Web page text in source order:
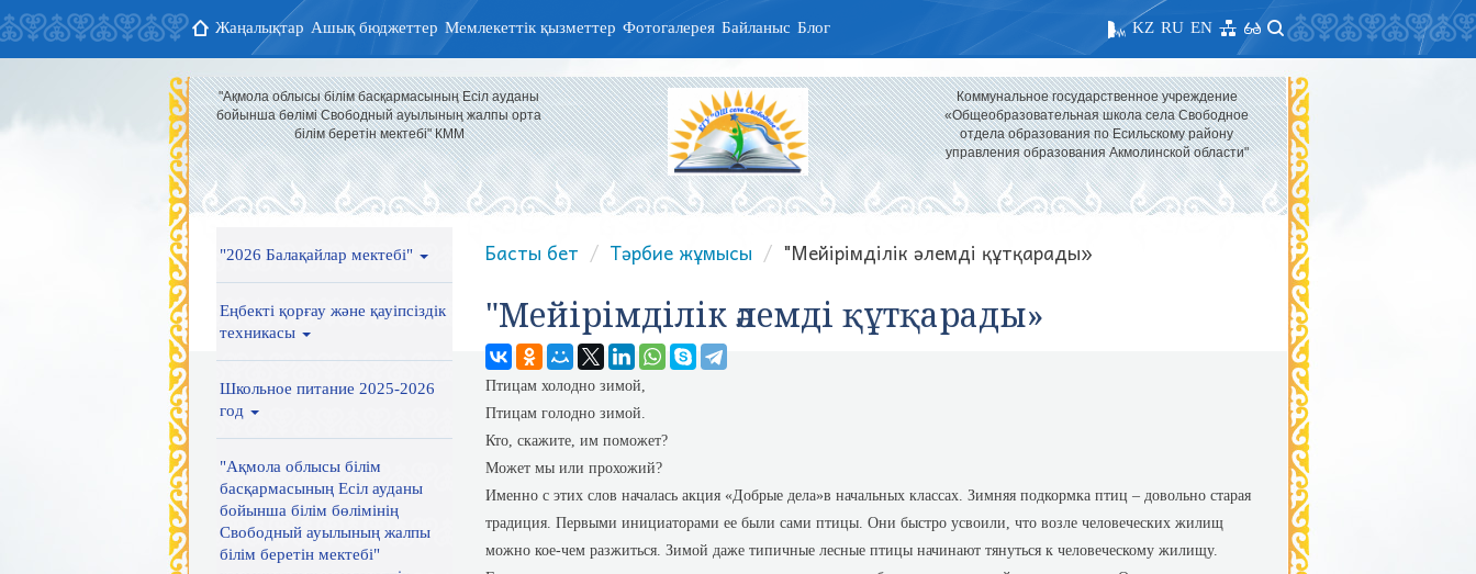
Жаңалықтар Ашық бюджеттер Мемлекеттік қызметтер Фотогалерея Байланыс Блог EN
RU
KZ
"Ақмола облысы білім басқармасының Есіл ауданы
бойынша бөлімі Свободный ауылының жалпы орта
білім беретін мектебі" КММ
Коммунальное государственное учреждение
«Общеобразовательная школа села Свободное
отдела образования по Есильскому району
управления образования Акмолинской области"
"2026 Балақайлар мектебі"
Еңбекті қорғау және қауіпсіздік
техникасы
Школьное питание 2025-2026
год
"Ақмола облысы білім
басқармасының Есіл ауданы
бойынша білім бөлімінің
Свободный ауылының жалпы
білім беретін мектебі"
Басты бет Тәрбие жұмысы "Мейірімділік әлемді құтқарады»
"Мейірімділік әлемді құтқарады»
Птицам холодно зимой,
Птицам голодно зимой.
Кто, скажите, им поможет?
Может мы или прохожий?
Именно с этих слов началась акция «Добрые дела»в начальных классах. Зимняя подкормка птиц – довольно старая
традиция. Первыми инициаторами ее были сами птицы. Они быстро усвоили, что возле человеческих жилищ
можно кое-чем разжиться. Зимой даже типичные лесные птицы начинают тянуться к человеческому жилищу.